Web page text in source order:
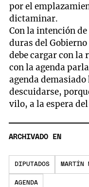
por el
dictaminar.
Con la intención
duras del
debe cargar con la
con la agenda
agenda
descuidarse,
vilo, a la espera
ARCHIVADO EN
DIPUTADOS MARTÍN
AGENDA